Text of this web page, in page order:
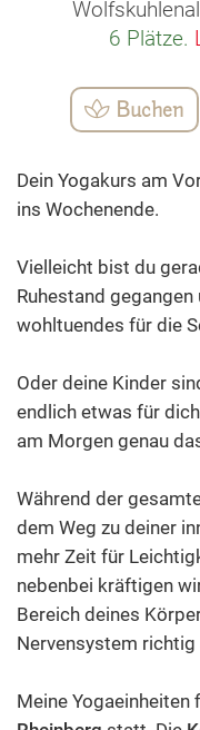
6 Plätze.
Buchen
Dein Yogakurs am
ins Wochenende.
Vielleicht bist du
Ruhestand
wohltuendes für die
Oder deine Kinder
endlich etwas für
am Morgen genau
Während der
dem Weg zu deiner
mehr Zeit für
nebenbei kräftigen
Bereich deines
Nervensystem richtig
Meine Yogaeinheiten